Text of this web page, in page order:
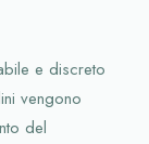
e discreto
vengono
del